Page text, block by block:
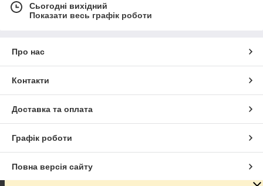
Сьогодні вихідний
Показати весь графік роботи
Про нас
Контакти
Доставка та оплата
Графік роботи
Повна версія сайту